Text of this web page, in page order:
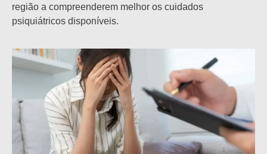
região a compreenderem melhor os cuidados
psiquiátricos disponíveis.